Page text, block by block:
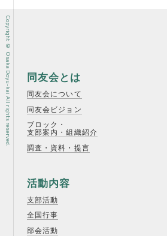
同友会とは
同友会について
同友会ビジョン
ブロック・
支部案内・組織紹介
調査・資料・提言
活動内容
支部活動
全国行事
部会活動
Copyright © Osaka Doyu-kai All rights reserved.